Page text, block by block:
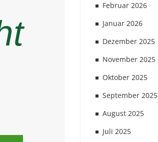
Februar 2026
Januar 2026
Dezember 2025
November 2025
Oktober 2025
September 2025
August 2025
Juli 2025